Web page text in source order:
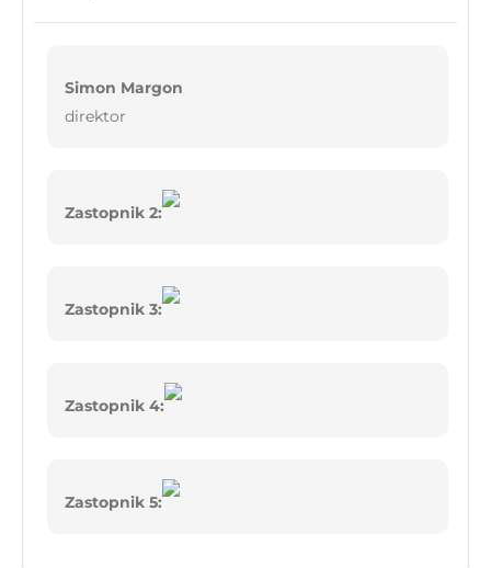
Simon Margon
direktor
Zastopnik 2:
Zastopnik 3:
Zastopnik 4:
Zastopnik 5: